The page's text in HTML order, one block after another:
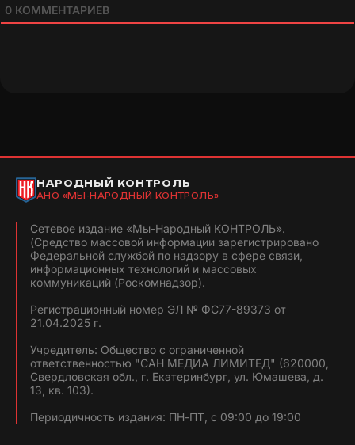
0 КОММЕНТАРИЕВ
НАРОДНЫЙ КОНТРОЛЬ
АНО «МЫ-НАРОДНЫЙ КОНТРОЛЬ»
Сетевое издание «Мы-Народный КОНТРОЛЬ».
(Средство массовой информации зарегистрировано
Федеральной службой по надзору в сфере связи,
информационных технологий и массовых
коммуникаций (Роскомнадзор).
Регистрационный номер ЭЛ № ФС77-89373 от
21.04.2025 г.
Учредитель: Общество с ограниченной
ответственностью "САН МЕДИА ЛИМИТЕД" (620000,
Свердловская обл., г. Екатеринбург, ул. Юмашева, д.
13, кв. 103).
Периодичность издания: ПН-ПТ, с 09:00 до 19:00